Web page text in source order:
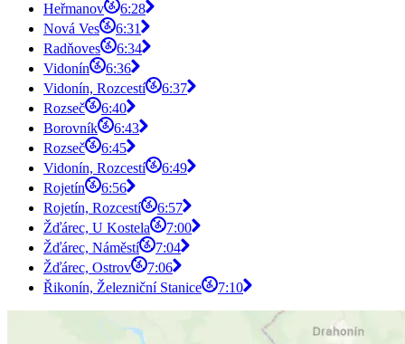
Heřmanov
6:28
Nová Ves
6:31
Radňoves
6:34
Vidonín
6:36
Vidonín, Rozcestí
6:37
Rozseč
6:40
Borovník
6:43
Rozseč
6:45
Vidonín, Rozcestí
6:49
Rojetín
6:56
Rojetín, Rozcestí
6:57
Žďárec, U Kostela
7:00
Žďárec, Náměstí
7:04
Žďárec, Ostrov
7:06
Řikonín, Železniční Stanice
7:10